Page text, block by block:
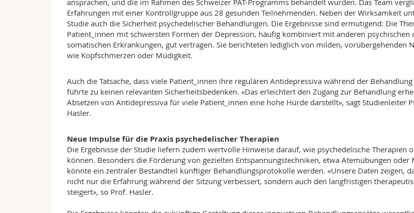
ansprachen, und die im Rahmen des Schweizer PAT-Programms behandelt wurden. Das Team
Erfahrungen mit einer Kontrollgruppe aus 28 gesunden Teilnehmenden. Neben der Wirksamkeit
Studie auch die Sicherheit psychedelischer Behandlungen. Die Ergebnisse sind ermutigend: Die
Patient_innen mit schwersten Formen der Depression, häufig kombiniert mit anderen psychischen
somatischen Erkrankungen, gut vertragen. Sie berichteten lediglich von milden, vorübergehenden
wie Kopfschmerzen oder Müdigkeit.
Auch die Tatsache, dass viele Patient_innen ihre regulären Antidepressiva während der
führte zu keinen relevanten Sicherheitsbedenken. «Das erleichtert den Zugang zur Behandlung
Absetzen von Antidepressiva für viele Patient_innen eine hohe Hürde darstellt», sagt Studienleiter
Hasler.
Neue Impulse für die Praxis psychedelischer Therapien
Die Ergebnisse der Studie liefern zudem wertvolle Hinweise darauf, wie psychedelische Therapien
können. Besonders die Förderung von gezielten Entspannungstechniken, etwa Atemübungen oder
könnte ein zentraler Bestandteil künftiger Behandlungsprotokolle werden. «Unsere Daten zeigen,
nicht nur die Erfahrung während der Sitzung verbessert, sondern auch den langfristigen
steigert», so Prof. Hasler.